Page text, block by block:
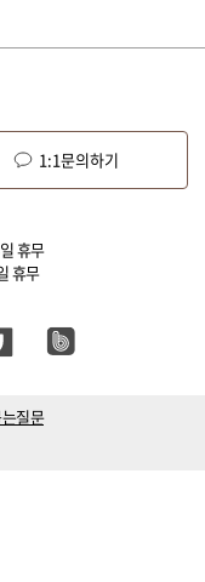
1:1문의하기
휴무
휴무
질문